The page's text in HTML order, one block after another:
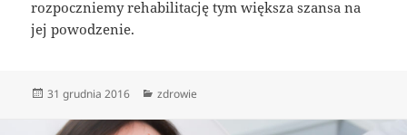
rozpoczniemy rehabilitację tym większa szansa na
jej powodzenie.
Data
31 grudnia 2016 Kategorie
zdrowie